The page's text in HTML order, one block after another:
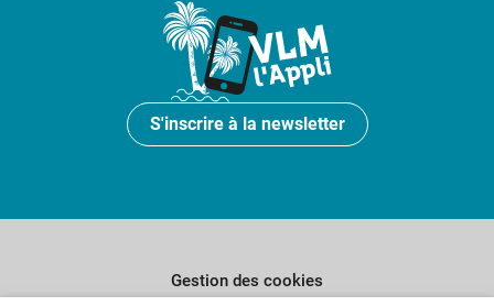
S'inscrire à la newsletter
Gestion des cookies